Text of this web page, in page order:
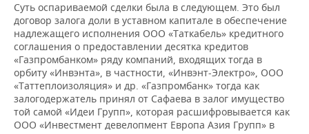
Суть оспариваемой сделки была в следующем. Это был
договор залога доли в уставном капитале в обеспечение
надлежащего исполнения ООО «Таткабель» кредитного
соглашения о предоставлении десятка кредитов
«Газпромбанком» ряду компаний, входящих тогда в
орбиту «Инвэнта», в частности, «Инвэнт-Электро», ООО
«Таттеплоизоляция» и др. «Газпромбанк» тогда как
залогодержатель принял от Сафаева в залог имущество
той самой «Идеи Групп», которая расшифровывается как
ООО «Инвестмент девелопмент Европа Азия Групп» в